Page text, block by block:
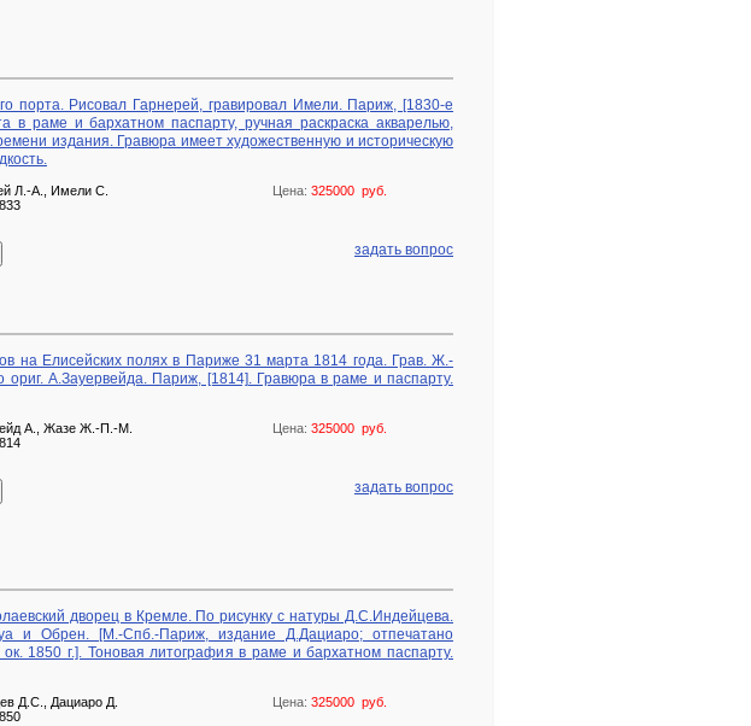
порта. Рисовал Гарнерей, гравировал Имели. Париж, [1830-е
в раме и бархатном паспарту, ручная раскраска акварелью,
издания. Гравюра имеет художественную и историческую
Цена: 325000 руб.
Л.-А., Имели С.
задать вопрос
на Елисейских полях в Париже 31 марта 1814 года. Грав. Ж.-
А.Зауервейда. Париж, [1814]. Гравюра в раме и паспарту.
Цена: 325000 руб.
А., Жазе Ж.-П.-М.
задать вопрос
дворец в Кремле. По рисунку с натуры Д.С.Индейцева.
и Обрен. [М.-Спб.-Париж, издание Д.Дациаро; отпечатано
1850 г.]. Тоновая литография в раме и бархатном паспарту.
Цена: 325000 руб.
Д.С., Дациаро Д.